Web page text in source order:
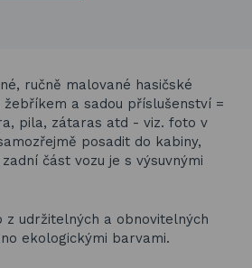
ručně malované hasičské
žebříkem a sadou příslušenství =
pila, zátaras atd - viz. foto v
posadit do kabiny,
část vozu je s výsuvnými
z udržitelných a obnovitelných
ekologickými barvami.